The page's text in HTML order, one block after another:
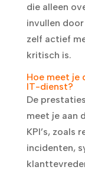
die alleen
invullen
zelf actief
kritisch is.
Hoe meet je
IT-dienst?
De
meet je aan
KPI’s, zoals
incidenten,